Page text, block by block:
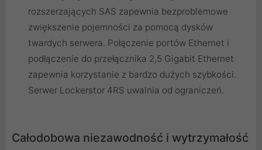
rozszerzających SAS zapewnia bezproblemowe
zwiększenie pojemności za pomocą dysków
twardych serwera. Połączenie portów Ethernet i
podłączenie do przełącznika 2,5 Gigabit Ethernet
zapewnia korzystanie z bardzo dużych szybkości.
Serwer Lockerstor 4RS uwalnia od ograniczeń.
Całodobowa niezawodność i wytrzymałość